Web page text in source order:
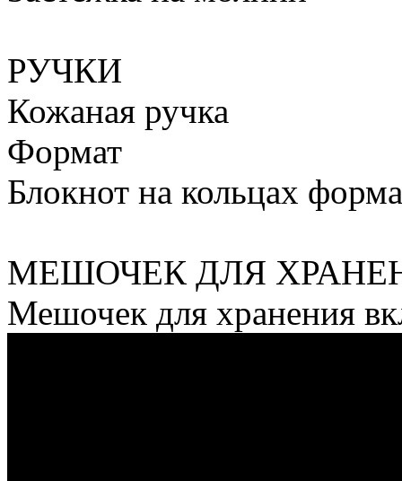
РУЧКИ
Кожаная ручка
Формат
Блокнот на кольцах
МЕШОЧЕК ДЛЯ
Мешочек для хранения